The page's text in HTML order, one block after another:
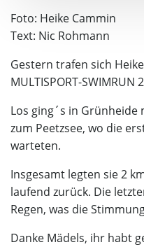
Foto: Heike Cammin
Text: Nic Rohmann
Gestern trafen sich
MULTISPORT-SWIMRUN
Los ging´s in Grünheide
zum Peetzsee, wo die
warteten.
Insgesamt legten sie 2
laufend zurück. Die
Regen, was die
Danke Mädels, ihr habt